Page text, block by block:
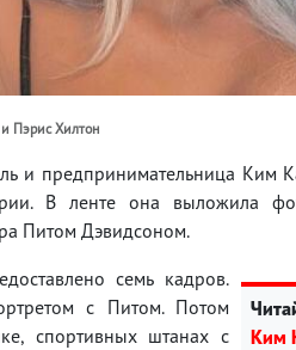
Пэрис Хилтон
и предпринимательница Ким
В ленте она выложила
Питом Дэвидсоном.
Ким
семь кадров.
с Питом. Потом
спортивных штанах с